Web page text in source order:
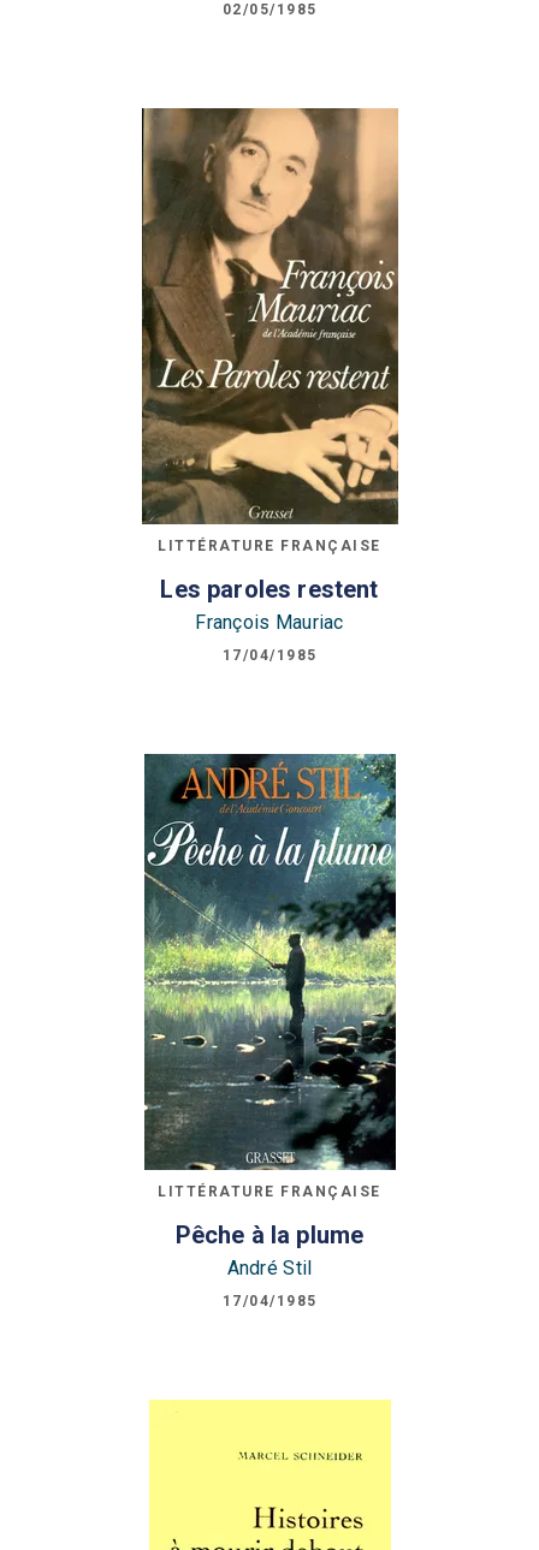
02/05/1985
LITTÉRATURE FRANÇAISE
Les paroles restent
François Mauriac
17/04/1985
LITTÉRATURE FRANÇAISE
Pêche à la plume
André Stil
17/04/1985